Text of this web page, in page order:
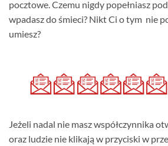
pocztowe. Czemu nigdy popełniasz
wpadasz do śmieci? Nikt Ci o tym nie
umiesz?
Jeżeli nadal nie masz współczynnika
oraz ludzie nie klikają w przyciski w